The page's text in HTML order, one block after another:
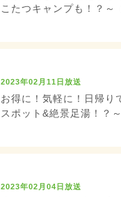
こたつキャンプも！？～
2023年02月11日放送
お得に！気軽に！日帰り
スポット&絶景足湯！？
2023年02月04日放送